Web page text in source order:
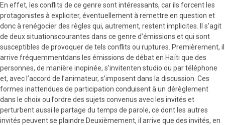
En effet, les conflits de ce genre sont intéressants, car ils forcent les
protagonistes à expliciter, éventuellement à remettre en question et
donc à renégocier des règles qui, autrement, restent implicites. Il s’agit
de deux situationscourantes dans ce genre d’émissions et qui sont
susceptibles de provoquer de tels conflits ou ruptures. Premièrement, il
arrive fréquemmentdans les émissions de débat en Haïti que des
personnes, de manière inopinée, s’invitenten studio ou par téléphone
et, avec l’accord de l’animateur, s’imposent dans la discussion. Ces
formes inattendues de participation conduisent à un dérèglement
dans le choix ou l’ordre des sujets convenus avec les invités et
perturbent aussi le partage du temps de parole, ce dont les autres
invités peuvent se plaindre.Deuxièmement, il arrive que des invités, en